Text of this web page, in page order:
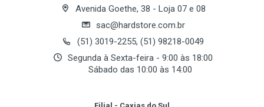
Os interruptores entregam largura de faixa constante
todos para conectar dispositivos enquanto
reduzindo congestão de rede. A loja-e-adiante
método de comutação reduz erros em adiante
bordas mantendo integridade dos dados.
Email Address
Avenida Goethe, 38 - Loja 07 e 08
sac@hardstore.com.br
(51) 3019-2255, (51) 98218-0049
Segunda à Sexta-feira - 9:00 às 18:00
Sábado das 10:00 às 14:00